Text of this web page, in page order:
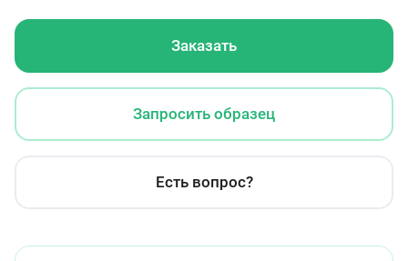
Заказать
Запросить образец
Есть вопрос?